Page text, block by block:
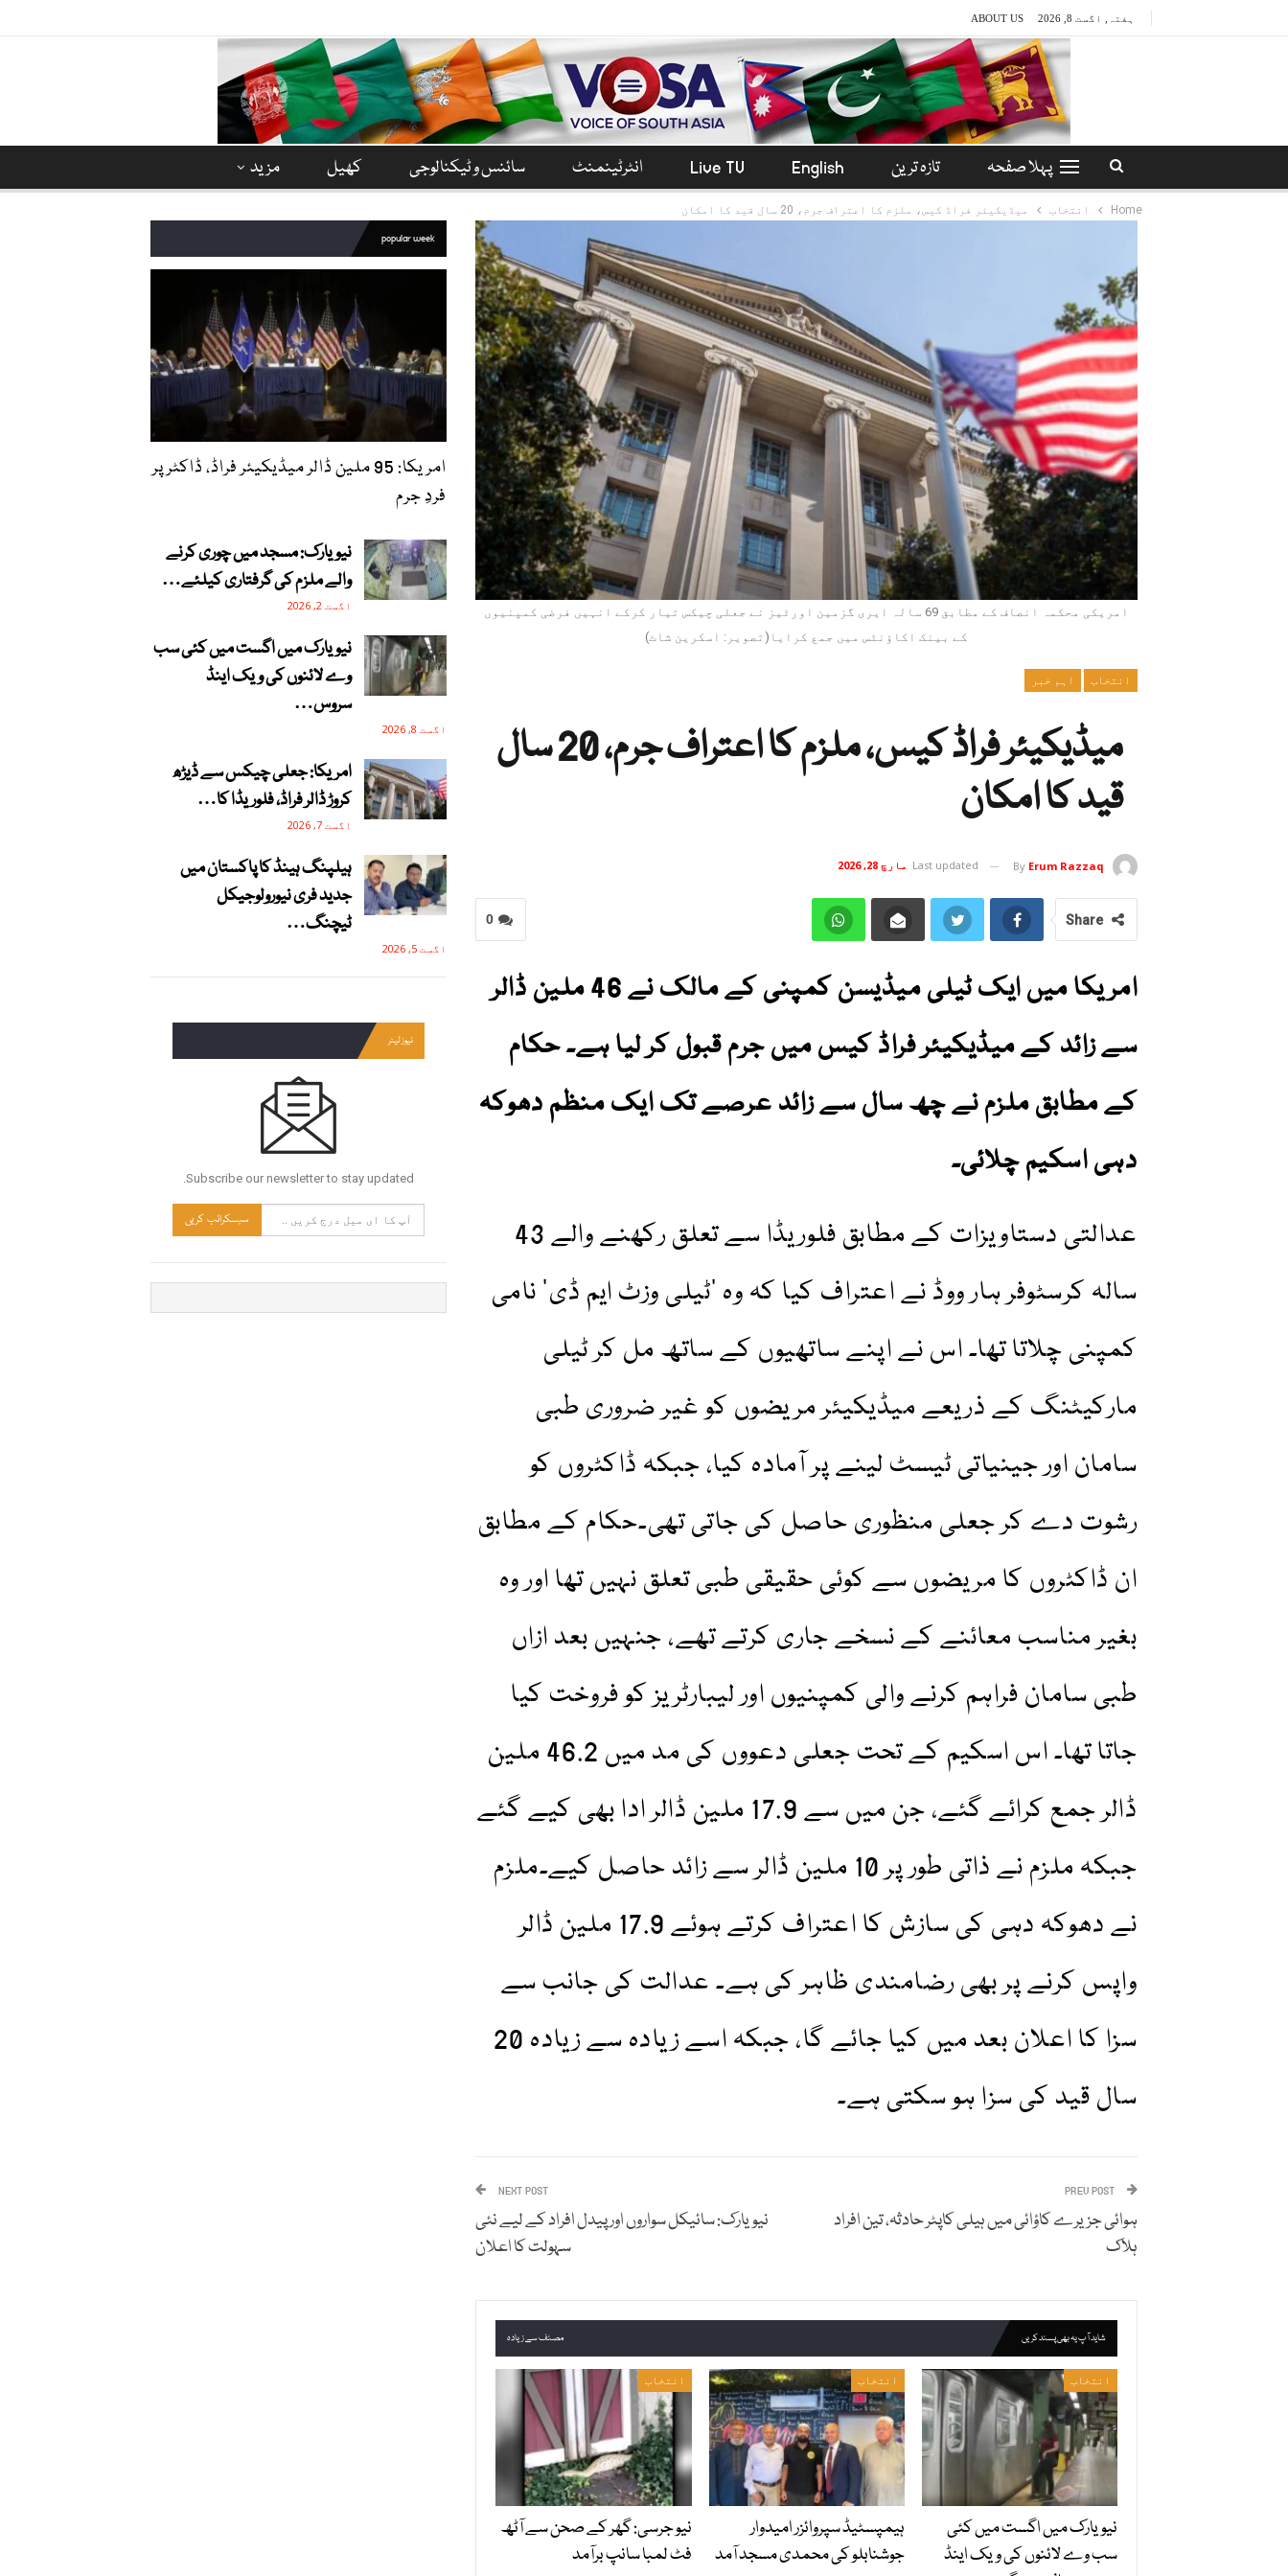
ہفتہ, اگست 8, 2026 ABOUT US
پہلا صفحہ تازہ ترین English
Live TV انٹرٹینمنٹ سائنس و ٹیکنالوجی کھیل مزید
Home انتخاب میڈیکیئر فراڈ کیس، ملزم کا اعتراف جرم، 20 سال قید کا امکان
امریکی محکمہ انصاف کے مطابق 69 سالہ ایری گزمین اورٹیز نے جعلی چیکس تیار کرکے انہیں فرضی کمپنیوں
کے بینک اکاؤنٹس میں جمع کرایا(تصویر: اسکرین شاٹ)
انتخاب اہم خبر
میڈیکیئر فراڈ کیس، ملزم کا اعتراف جرم، 20 سال
قید کا امکان
By Erum Razzaq
Last updated مارچ 28, 2026
0 Share
امریکا میں ایک ٹیلی میڈیسن کمپنی کے مالک نے 46 ملین ڈالر
سے زائد کے میڈیکیئر فراڈ کیس میں جرم قبول کر لیا ہے۔ حکام
کے مطابق ملزم نے چھ سال سے زائد عرصے تک ایک منظم دھوکہ
دہی اسکیم چلائی۔
عدالتی دستاویزات کے مطابق فلوریڈا سے تعلق رکھنے والے 43
سالہ کرسٹوفر ہار ووڈ نے اعتراف کیا کہ وہ ’ٹیلی وزٹ ایم ڈی‘ نامی
کمپنی چلاتا تھا۔ اس نے اپنے ساتھیوں کے ساتھ مل کر ٹیلی
مارکیٹنگ کے ذریعے میڈیکیئر مریضوں کو غیر ضروری طبی
سامان اور جینیاتی ٹیسٹ لینے پر آمادہ کیا، جبکہ ڈاکٹروں کو
رشوت دے کر جعلی منظوری حاصل کی جاتی تھی۔حکام کے مطابق
ان ڈاکٹروں کا مریضوں سے کوئی حقیقی طبی تعلق نہیں تھا اور وہ
بغیر مناسب معائنے کے نسخے جاری کرتے تھے، جنہیں بعد ازاں
طبی سامان فراہم کرنے والی کمپنیوں اور لیبارٹریز کو فروخت کیا
جاتا تھا۔ اس اسکیم کے تحت جعلی دعووں کی مد میں 46.2 ملین
ڈالر جمع کرائے گئے، جن میں سے 17.9 ملین ڈالر ادا بھی کیے گئے
جبکہ ملزم نے ذاتی طور پر 10 ملین ڈالر سے زائد حاصل کیے۔ملزم
نے دھوکہ دہی کی سازش کا اعتراف کرتے ہوئے 17.9 ملین ڈالر
واپس کرنے پر بھی رضامندی ظاہر کی ہے۔ عدالت کی جانب سے
سزا کا اعلان بعد میں کیا جائے گا، جبکہ اسے زیادہ سے زیادہ 20
سال قید کی سزا ہو سکتی ہے۔
ہوائی جزیرے کاؤائی میں ہیلی کاپٹر حادثہ، تین افراد
ہلاک
NEXT POST
نیویارک: سائیکل سواروں اور پیدل افراد کے لیے نئی
سہولت کا اعلان
شاید آپ یہ بھی پسند کریں مصنف سے زیادہ
انتخاب
نیویارک میں اگست میں کئی
سب وے لائنوں کی ویک اینڈ
انتخاب
ہیمپسٹیڈ سپروائزر امیدوار
جوشنابلو کی محمدی مسجد آمد
انتخاب
نیو جرسی: گھر کے صحن سے آٹھ
فٹ لمبا سانپ برآمد
popular week
امریکا: 95 ملین ڈالر میڈیکیئر فراڈ، ڈاکٹر پر
فردِ جرم
نیویارک: مسجد میں چوری کرنے
والے ملزم کی گرفتاری کیلئے…
اگست 2, 2026
نیویارک میں اگست میں کئی سب
وے لائنوں کی ویک اینڈ
سروس…
اگست 8, 2026
امریکا: جعلی چیکس سے ڈیڑھ
کروڑ ڈالر فراڈ، فلوریڈا کا…
اگست 7, 2026
ہیلپنگ ہینڈ کا پاکستان میں
جدید فری نیورولوجیکل
ٹیچنگ…
اگست 5, 2026
نیوز لیٹر
Subscribe our newsletter to stay updated.
سبسکرائب کریں